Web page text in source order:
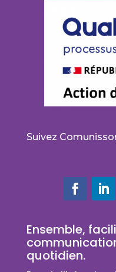
Suivez
Ensemble,
quotidien.